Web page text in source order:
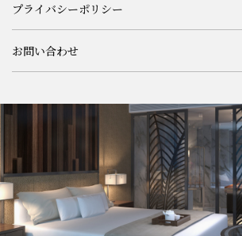
プライバシーポリシー
お問い合わせ